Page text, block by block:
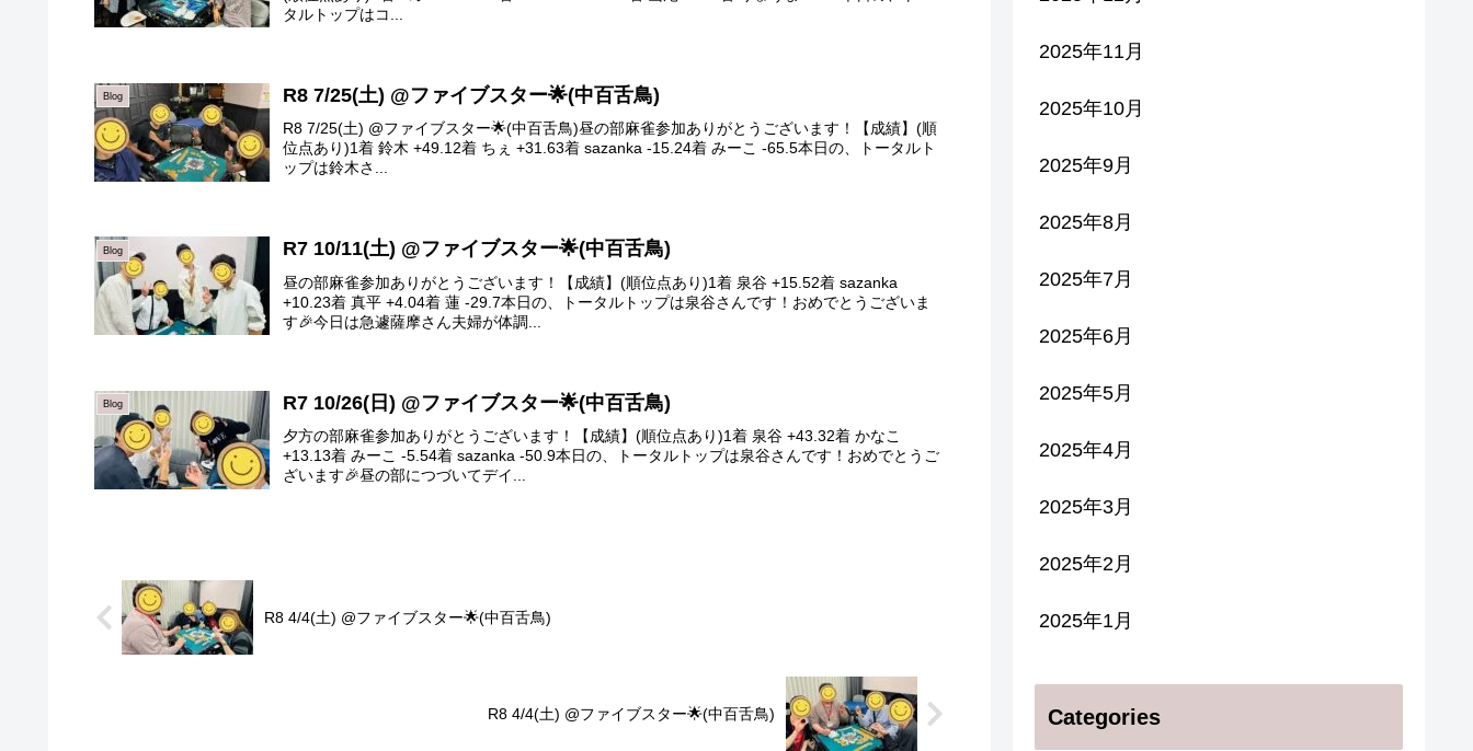
タルトップはコ...
Blog R8 7/25(土) @ファイブスター🌟(中百舌鳥)
R8 7/25(土) @ファイブスター🌟(中百舌鳥)昼の部麻雀参加ありがとうございます！【成績】(順
位点あり)1着 鈴木 +49.12着 ちぇ +31.63着 sazanka -15.24着 みーこ -65.5本日の、トータルト
ップは鈴木さ...
Blog R7 10/11(土) @ファイブスター🌟(中百舌鳥)
昼の部麻雀参加ありがとうございます！【成績】(順位点あり)1着 泉谷 +15.52着 sazanka
+10.23着 真平 +4.04着 蓮 -29.7本日の、トータルトップは泉谷さんです！おめでとうございま
す🎉今日は急遽薩摩さん夫婦が体調...
Blog R7 10/26(日) @ファイブスター🌟(中百舌鳥)
夕方の部麻雀参加ありがとうございます！【成績】(順位点あり)1着 泉谷 +43.32着 かなこ
+13.13着 みーこ -5.54着 sazanka -50.9本日の、トータルトップは泉谷さんです！おめでとうご
ざいます🎉昼の部につづいてデイ...
R8 4/4(土) @ファイブスター🌟(中百舌鳥)
R8 4/4(土) @ファイブスター🌟(中百舌鳥)
2025年11月
2025年10月
2025年9月
2025年8月
2025年7月
2025年6月
2025年5月
2025年4月
2025年3月
2025年2月
2025年1月
Categories